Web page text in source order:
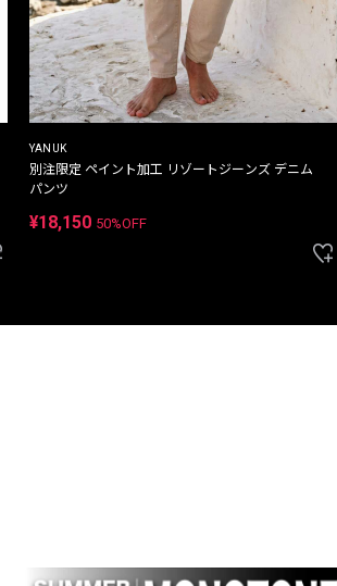
YANUK
別注限定 ペイント加工 リゾートジーンズ デニム
パンツ
¥18,150 50%OFF